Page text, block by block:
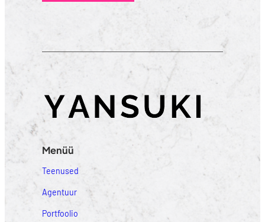
Menüü
Teenused
Agentuur
Portfoolio